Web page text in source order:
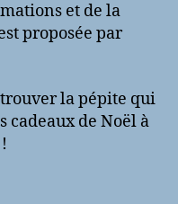
et de la
proposée par
la pépite qui
cadeaux de Noël à